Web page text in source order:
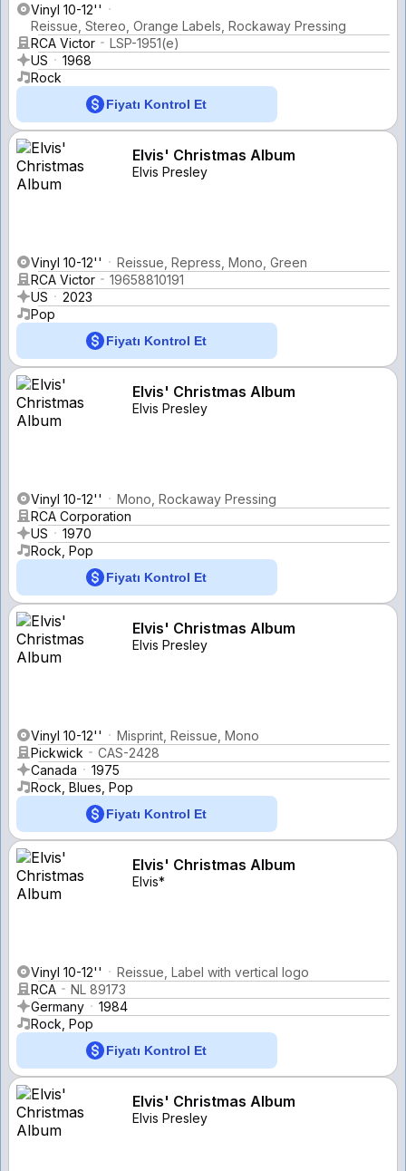
Vinyl 10-12''
Reissue, Stereo, Orange Labels, Rockaway Pressing
RCA Victor
LSP-1951(e)
US
1968
Rock
Fiyatı Kontrol Et
Elvis' Christmas Album
Elvis Presley
Vinyl 10-12''
Reissue, Repress, Mono, Green
RCA Victor
19658810191
US
2023
Pop
Fiyatı Kontrol Et
Elvis' Christmas Album
Elvis Presley
Vinyl 10-12''
Mono, Rockaway Pressing
RCA Corporation
US
1970
Rock, Pop
Fiyatı Kontrol Et
Elvis' Christmas Album
Elvis Presley
Vinyl 10-12''
Misprint, Reissue, Mono
Pickwick
CAS-2428
Canada
1975
Rock, Blues, Pop
Fiyatı Kontrol Et
Elvis' Christmas Album
Elvis*
Vinyl 10-12''
Reissue, Label with vertical logo
RCA
NL 89173
Germany
1984
Rock, Pop
Fiyatı Kontrol Et
Elvis' Christmas Album
Elvis Presley